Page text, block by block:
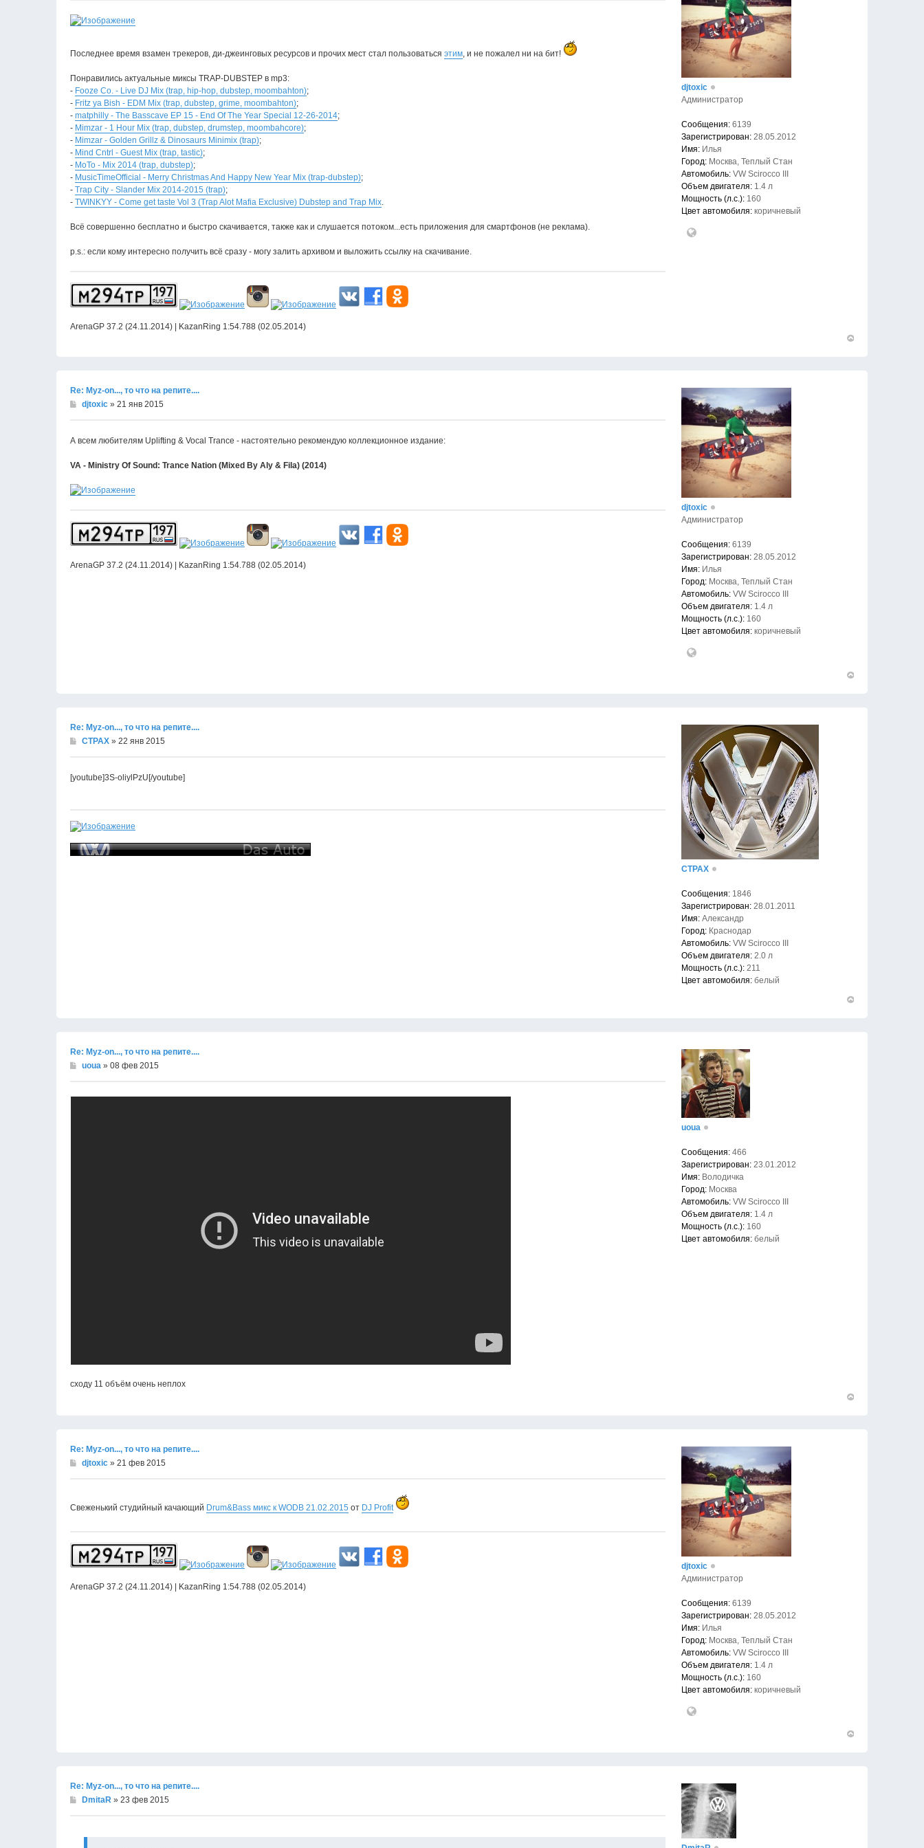
Последнее время взамен трекеров, ди-джеинговых ресурсов и прочих мест стал пользоваться этим, и не пожалел ни на бит!
Понравились актуальные миксы TRAP-DUBSTEP в mp3:
- Fooze Co. - Live DJ Mix (trap, hip-hop, dubstep, moombahton);
- Fritz ya Bish - EDM Mix (trap, dubstep, grime, moombahton);
- matphilly - The Basscave EP 15 - End Of The Year Special 12-26-2014;
- Mimzar - 1 Hour Mix (trap, dubstep, drumstep, moombahcore);
- Mimzar - Golden Grillz & Dinosaurs Minimix (trap);
- Mind Cntrl - Guest Mix (trap, tastic);
- MoTo - Mix 2014 (trap, dubstep);
- MusicTimeOfficial - Merry Christmas And Happy New Year Mix (trap-dubstep);
- Trap City - Slander Mix 2014-2015 (trap);
- TWINKYY - Come get taste Vol 3 (Trap Alot Mafia Exclusive) Dubstep and Trap Mix.
Всё совершенно бесплатно и быстро скачивается, также как и слушается потоком...есть приложения для смартфонов (не реклама).
p.s.: если кому интересно получить всё сразу - могу залить архивом и выложить ссылку на скачивание.
ArenaGP 37.2 (24.11.2014) | KazanRing 1:54.788 (02.05.2014)
djtoxic
Администратор
Сообщения: 6139
Зарегистрирован: 28.05.2012
Имя: Илья
Город: Москва, Теплый Стан
Автомобиль: VW Scirocco III
Объем двигателя: 1.4 л
Мощность (л.с.): 160
Цвет автомобиля: коричневый
Re: Муz-on..., то что на репите....
djtoxic » 21 янв 2015
А всем любителям Uplifting & Vocal Trance - настоятельно рекомендую коллекционное издание:
VA - Ministry Of Sound: Trance Nation (Mixed By Aly & Fila) (2014)
ArenaGP 37.2 (24.11.2014) | KazanRing 1:54.788 (02.05.2014)
djtoxic
Администратор
Сообщения: 6139
Зарегистрирован: 28.05.2012
Имя: Илья
Город: Москва, Теплый Стан
Автомобиль: VW Scirocco III
Объем двигателя: 1.4 л
Мощность (л.с.): 160
Цвет автомобиля: коричневый
Re: Муz-on..., то что на репите....
CTPAX » 22 янв 2015
[youtube]3S-oliylPzU[/youtube]
CTPAX
Сообщения: 1846
Зарегистрирован: 28.01.2011
Имя: Александр
Город: Краснодар
Автомобиль: VW Scirocco III
Объем двигателя: 2.0 л
Мощность (л.с.): 211
Цвет автомобиля: белый
Re: Муz-on..., то что на репите....
uoua » 08 фев 2015
сходу 11 объём очень неплох
uoua
Сообщения: 466
Зарегистрирован: 23.01.2012
Имя: Володичка
Город: Москва
Автомобиль: VW Scirocco III
Объем двигателя: 1.4 л
Мощность (л.с.): 160
Цвет автомобиля: белый
Re: Муz-on..., то что на репите....
djtoxic » 21 фев 2015
Свеженький студийный качающий Drum&Bass микс к WODB 21.02.2015 от DJ Profit
ArenaGP 37.2 (24.11.2014) | KazanRing 1:54.788 (02.05.2014)
djtoxic
Администратор
Сообщения: 6139
Зарегистрирован: 28.05.2012
Имя: Илья
Город: Москва, Теплый Стан
Автомобиль: VW Scirocco III
Объем двигателя: 1.4 л
Мощность (л.с.): 160
Цвет автомобиля: коричневый
Re: Муz-on..., то что на репите....
DmitaR » 23 фев 2015